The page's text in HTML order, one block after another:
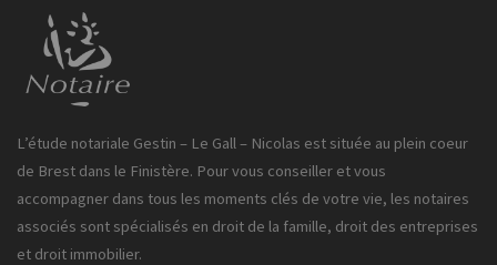
L’étude notariale Gestin – Le Gall – Nicolas est située au plein coeur
de Brest dans le Finistère. Pour vous conseiller et vous
accompagner dans tous les moments clés de votre vie, les notaires
associés sont spécialisés en droit de la famille, droit des entreprises
et droit immobilier.